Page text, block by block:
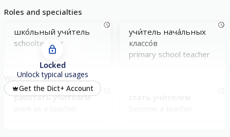
Roles and specialties
шко́льный учи́тель
schoolteacher
учи́тель нача́льных
классо́в
primary school teacher
Work and career
рабо́тать учи́телем
Locked
Unlock typical usages
Get the Dict+ Account